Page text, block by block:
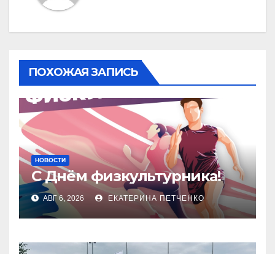
ПОХОЖАЯ ЗАПИСЬ
НОВОСТИ
С Днём физкультурника!
АВГ 6, 2026 ЕКАТЕРИНА ПЕТЧЕНКО